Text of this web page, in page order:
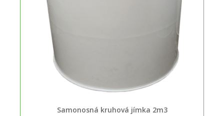
Samonosná kruhová jímka 2m3